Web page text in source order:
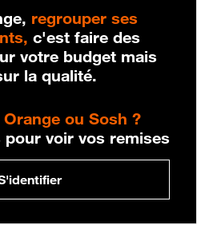
regrouper ses
c'est faire des
votre budget mais
la qualité.
ou Sosh ?
pour voir vos remises